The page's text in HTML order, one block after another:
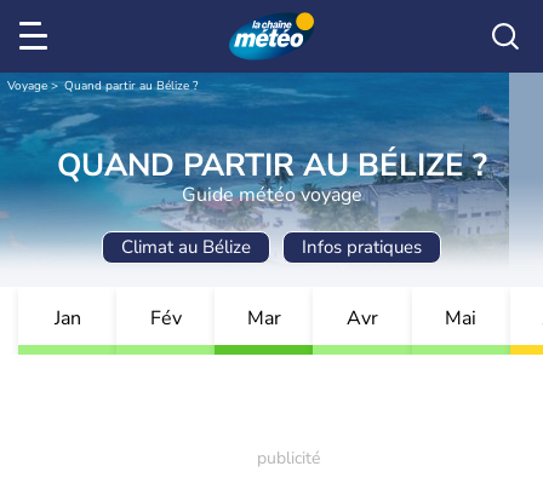
Voyage Quand partir au Bélize ?
QUAND PARTIR AU BÉLIZE ?
Guide météo voyage
Climat au Bélize Infos pratiques
Jan Fév Mar Avr Mai